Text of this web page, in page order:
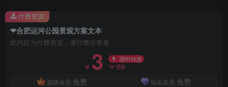
❤合肥运河公园景观方案文本
此内容为付费资源，请付费后查看
￥ 3 限时特惠
￥29
超级会员 免费 钻石会员 免费
付费资源